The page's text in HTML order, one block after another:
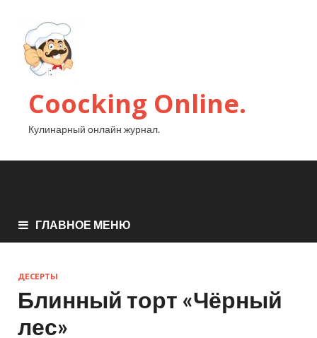
Coocking Online.
Кулинарный онлайн журнал.
ГЛАВНОЕ МЕНЮ
ДЕСЕРТЫ
Блинный торт «Чёрный
лес»